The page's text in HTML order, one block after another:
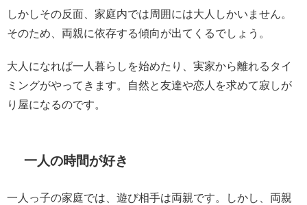
しかしその反面、家庭内では周囲には大人しかいません。
そのため、両親に依存する傾向が出てくるでしょう。
大人になれば一人暮らしを始めたり、実家から離れるタイ
ミングがやってきます。自然と友達や恋人を求めて寂しが
り屋になるのです。
一人の時間が好き
一人っ子の家庭では、遊び相手は両親です。しかし、両親